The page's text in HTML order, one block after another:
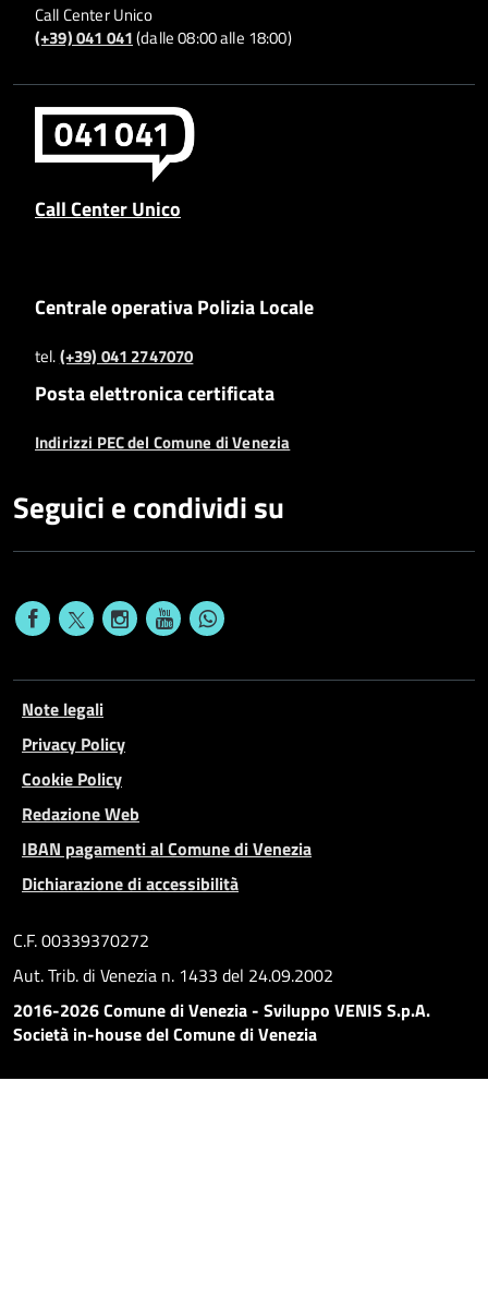
Call Center Unico
(+39) 041 041(dalle 08:00 alle 18:00)
Call Center Unico
Centrale operativa Polizia Locale
tel.(+39) 041 2747070
Posta elettronica certificata
Indirizzi PEC del Comune di Venezia
Seguici e condividi su
Note legali
Privacy Policy
Cookie Policy
Redazione Web
IBAN pagamenti al Comune di Venezia
Dichiarazione di accessibilità
C.F. 00339370272
Aut. Trib. di Venezia n. 1433 del 24.09.2002
2016-2026 Comune di Venezia - Sviluppo VENIS S.p.A.
Società in-house del Comune di Venezia